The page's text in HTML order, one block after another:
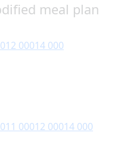
meal plan
12 00014 000
11 00012 00014 000